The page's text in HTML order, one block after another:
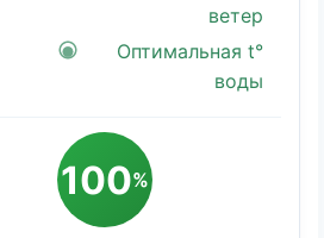
ветер
Оптимальная t°
воды
100%